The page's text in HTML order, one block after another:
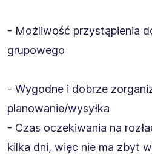
- Możliwość przystąpienia
grupowego
- Wygodne i dobrze
planowanie/wysyłka
- Czas oczekiwania na
kilka dni, więc nie ma zbyt